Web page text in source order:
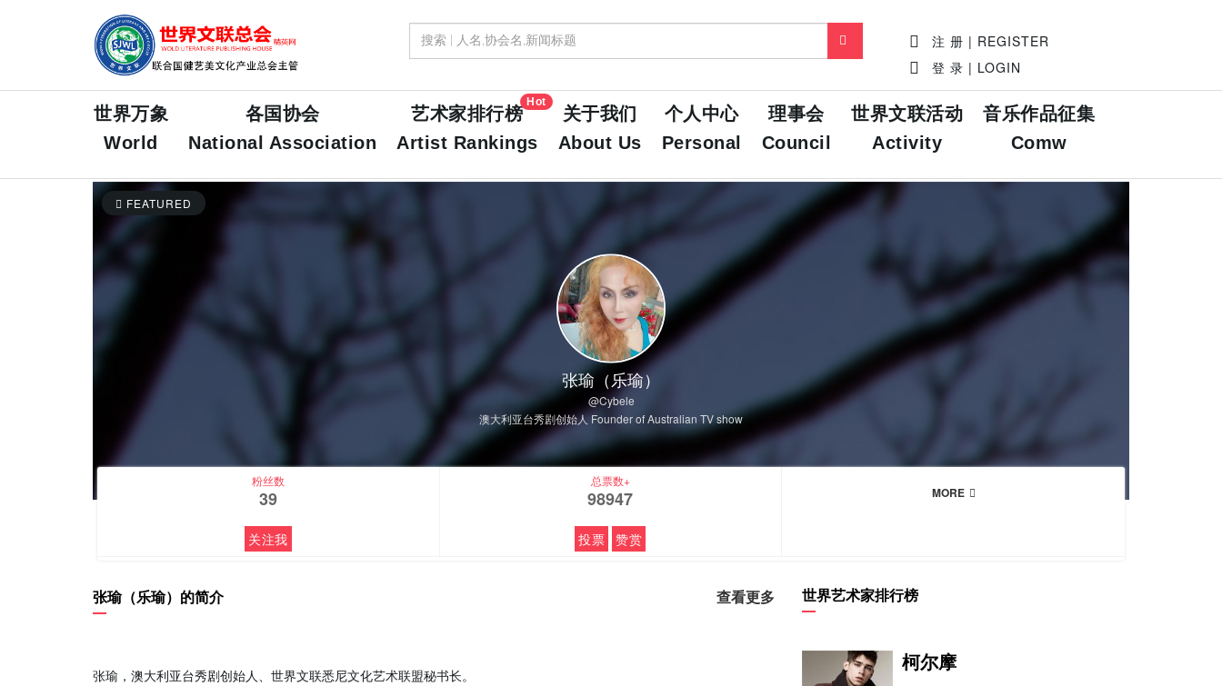
注 册 | REGISTER
登 录 | LOGIN
世界万象
World
各国协会
National Association
艺术家排行榜
Artist Rankings
Hot
关于我们
About Us
个人中心
Personal
理事会
Council
世界文联活动
Activity
音乐作品征集
Comw
FEATURED
张瑜（乐瑜）
@Cybele
澳大利亚台秀剧创始人 Founder of Australian TV show
粉丝数
39
关注我
总票数+
98947
投票 赞赏
MORE
张瑜（乐瑜）的简介 查看更多
张瑜，澳大利亚台秀剧创始人、世界文联悉尼文化艺术联盟秘书长。
世界艺术家排行榜
柯尔摩